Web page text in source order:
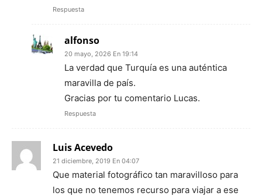
Respuesta
alfonso
20 mayo, 2026 En 19:14
La verdad que Turquía es una auténtica
maravilla de país.
Gracias por tu comentario Lucas.
Respuesta
Luis Acevedo
21 diciembre, 2019 En 04:07
Que material fotográfico tan maravilloso para
los que no tenemos recurso para viajar a ese